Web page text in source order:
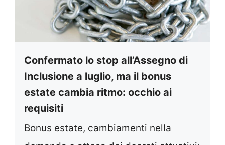
Confermato lo stop all’Assegno di
Inclusione a luglio, ma il bonus
estate cambia ritmo: occhio ai
requisiti
Bonus estate, cambiamenti nella